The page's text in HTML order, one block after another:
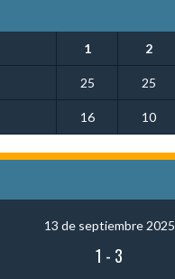
1 2
25 25
16 10
13 de septiembre 2025
1 - 3